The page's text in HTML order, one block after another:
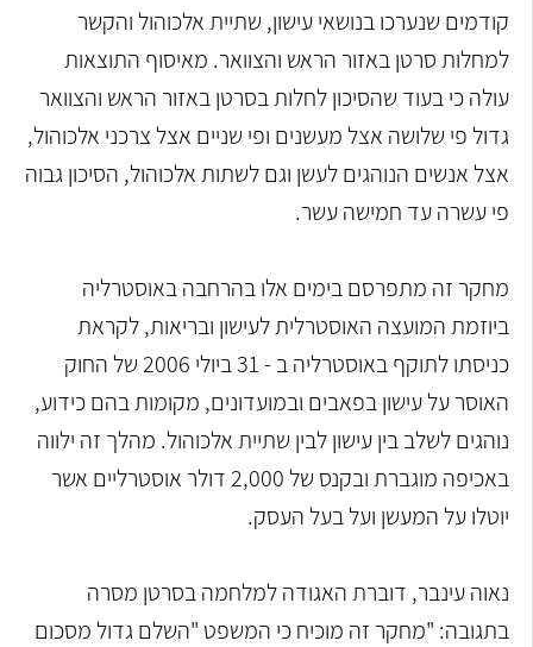
קודמים שנערכו בנושאי עישון, שתיית אלכוהול והקשר
למחלות סרטן באזור הראש והצוואר. מאיסוף התוצאות
עולה כי בעוד שהסיכון לחלות בסרטן באזור הראש והצוואר
גדול פי שלושה אצל מעשנים ופי שניים אצל צרכני אלכוהול,
אצל אנשים הנוהגים לעשן וגם לשתות אלכוהול, הסיכון גבוה
פי עשרה עד חמישה עשר.
מחקר זה מתפרסם בימים אלו בהרחבה באוסטרליה
ביוזמת המועצה האוסטרלית לעישון ובריאות, לקראת
כניסתו לתוקף באוסטרליה ב - 31 ביולי 2006 של החוק
האוסר על עישון בפאבים ובמועדונים, מקומות בהם כידוע,
נוהגים לשלב בין עישון לבין שתיית אלכוהול. מהלך זה ילווה
באכיפה מוגברת ובקנס של 2,000 דולר אוסטרליים אשר
יוטלו על המעשן ועל בעל העסק.
נאוה עינבר, דוברת האגודה למלחמה בסרטן מסרה
בתגובה: "מחקר זה מוכיח כי המשפט "השלם גדול מסכום